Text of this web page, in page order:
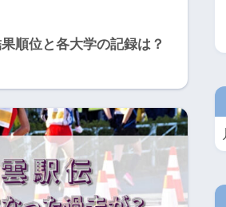
順位と各大学の記録は？